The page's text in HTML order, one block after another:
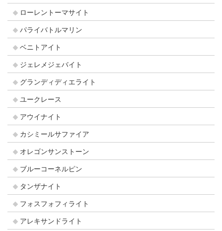
ローレントーマサイト
パライバトルマリン
ベニトアイト
ジェレメジェバイト
グランディディエライト
ユークレース
アウイナイト
カシミールサファイア
オレゴンサンストーン
ブルーコーネルピン
タンザナイト
フォスフォフィライト
アレキサンドライト